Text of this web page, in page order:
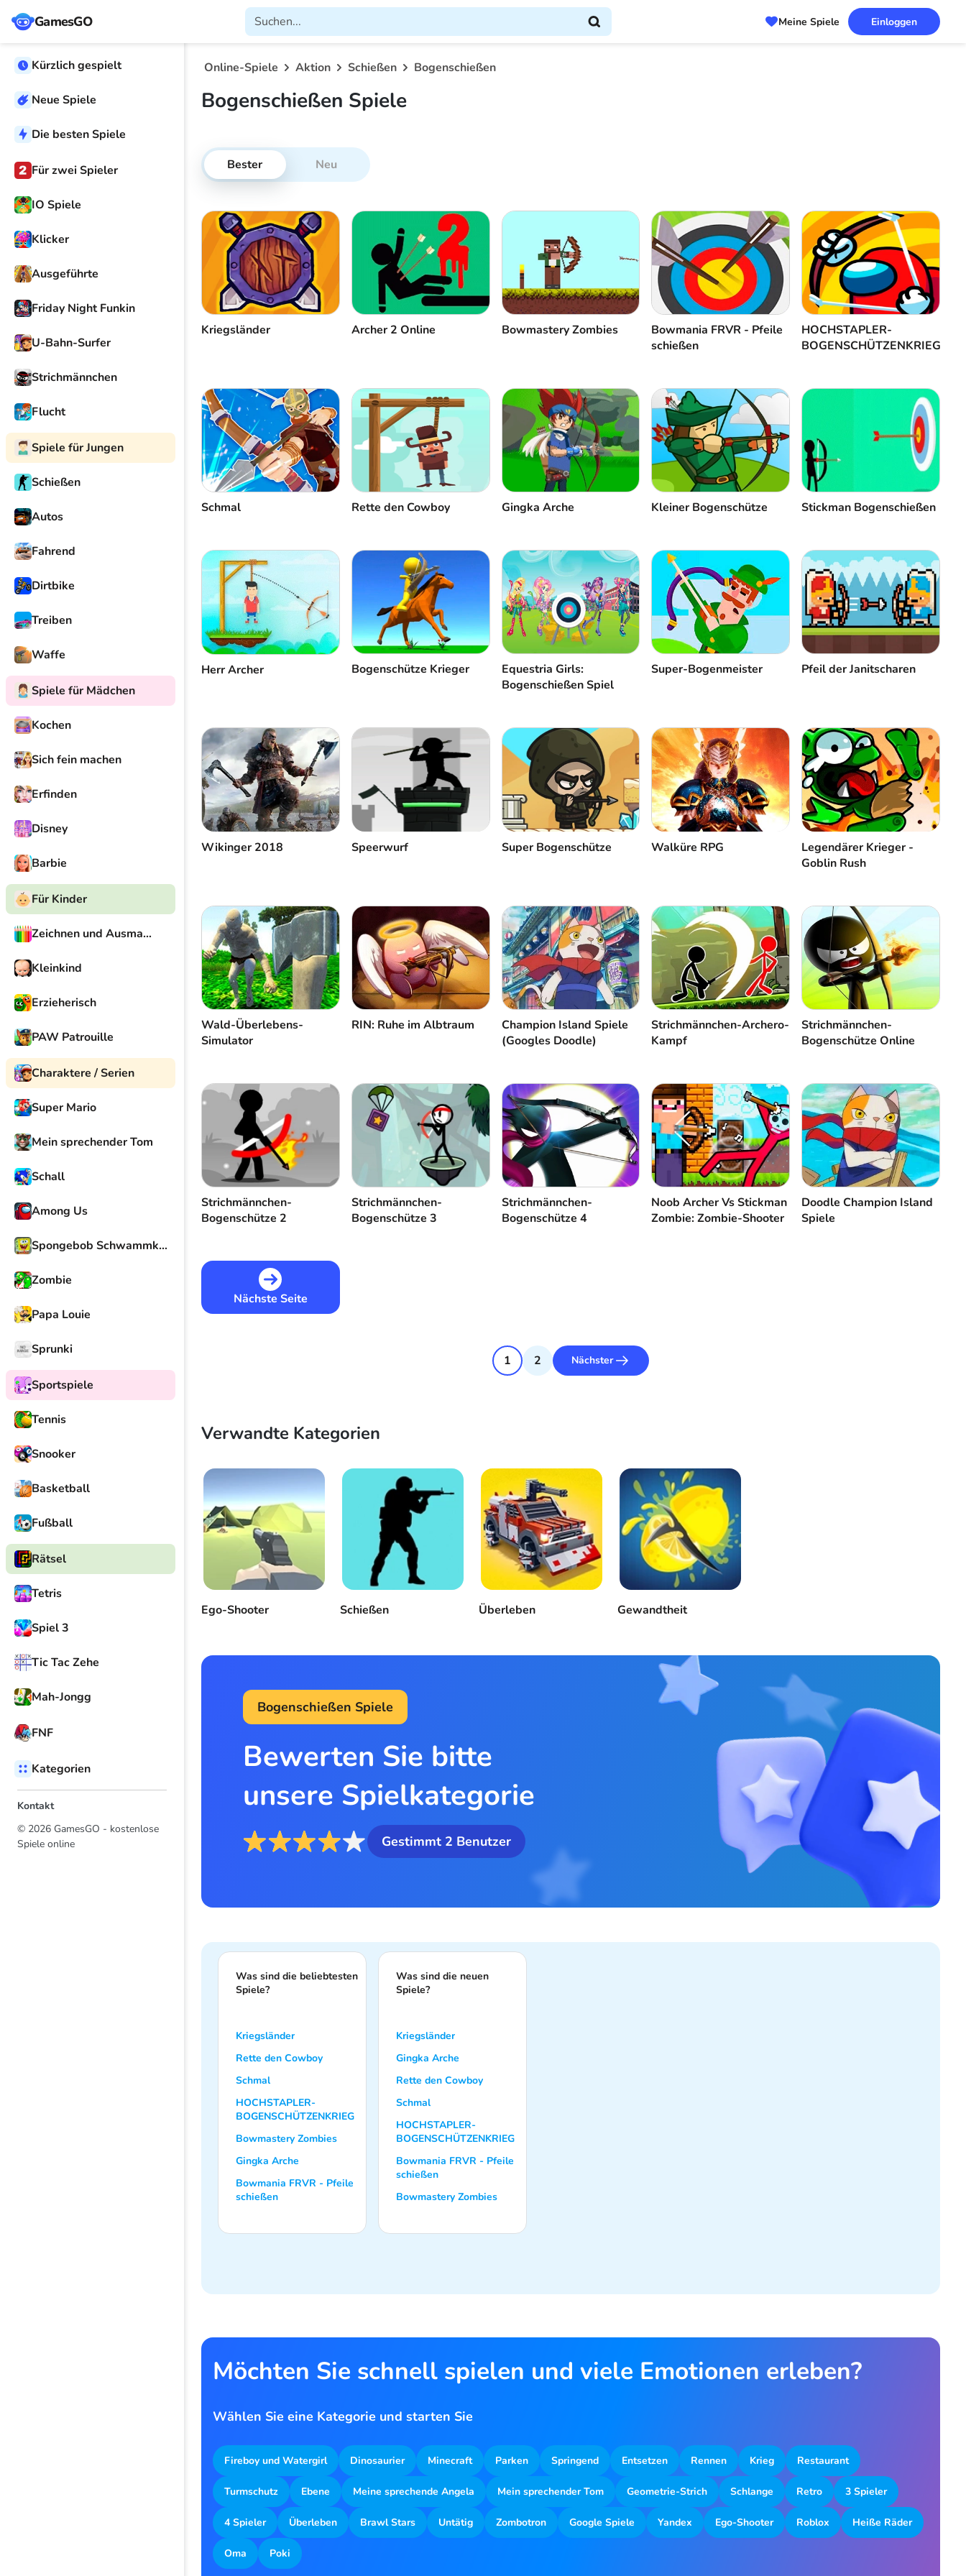
GamesGO Meine Spiele Einloggen
Kürzlich gespielt
Neue Spiele
Die besten Spiele
Für zwei Spieler
IO Spiele
Klicker
Ausgeführte
Friday Night Funkin
U-Bahn-Surfer
Strichmännchen
Flucht
Spiele für Jungen
Schießen
Autos
Fahrend
Dirtbike
Treiben
Waffe
Spiele für Mädchen
Kochen
Sich fein machen
Erfinden
Disney
Barbie
Für Kinder
Zeichnen und Ausmalen
Kleinkind
Erzieherisch
PAW Patrouille
Charaktere / Serien
Super Mario
Mein sprechender Tom
Schall
Among Us
Spongebob Schwammkopf
Zombie
Papa Louie
Sprunki
Sportspiele
Tennis
Snooker
Basketball
Fußball
Rätsel
Tetris
Spiel 3
Tic Tac Zehe
Mah-Jongg
FNF
Kategorien
Kontakt
© 2026 GamesGO - kostenlose
Spiele online
Online-Spiele Aktion Schießen Bogenschießen
Bogenschießen Spiele
Bester Neu
Kriegsländer Аrcher 2 Оnline Bowmastery Zombies
Bowmania FRVR - Pfeile
schießen
HOCHSTAPLER-
BOGENSCHÜTZENKRIEG
Schmal Rette den Cowboy Gingka Arche Kleiner Bogenschütze Stickman Bogenschießen
Herr Archer Bogenschütze Krieger
Equestria Girls:
Bogenschießen Spiel
Super-Bogenmeister Pfeil der Janitscharen
Wikinger 2018 Speerwurf Super Bogenschütze Walküre RPG
Legendärer Krieger -
Goblin Rush
Wald-Überlebens-
Simulator
RIN: Ruhe im Albtraum
Champion Island Spiele
(Googles Doodle)
Strichmännchen-Archero-
Kampf
Strichmännchen-
Bogenschütze Online
Strichmännchen-
Bogenschütze 2
Strichmännchen-
Bogenschütze 3
Strichmännchen-
Bogenschütze 4
Noob Archer Vs Stickman
Zombie: Zombie-Shooter
Doodle Champion Island
Spiele
Nächste Seite
1 2 Nächster
Verwandte Kategorien
Ego-Shooter Schießen Überleben Gewandtheit
Bogenschießen Spiele
Bewerten Sie bitte
unsere Spielkategorie
Gestimmt 2 Benutzer
Was sind die beliebtesten
Spiele?
Kriegsländer
Rette den Cowboy
Schmal
HOCHSTAPLER-
BOGENSCHÜTZENKRIEG
Bowmastery Zombies
Gingka Arche
Bowmania FRVR - Pfeile
schießen
Was sind die neuen
Spiele?
Kriegsländer
Gingka Arche
Rette den Cowboy
Schmal
HOCHSTAPLER-
BOGENSCHÜTZENKRIEG
Bowmania FRVR - Pfeile
schießen
Bowmastery Zombies
Möchten Sie schnell spielen und viele Emotionen erleben?
Wählen Sie eine Kategorie und starten Sie
Fireboy und Watergirl Dinosaurier Minecraft Parken Springend Entsetzen Rennen Krieg Restaurant
Turmschutz Ebene Meine sprechende Angela Mein sprechender Tom Geometrie-Strich Schlange Retro 3 Spieler
4 Spieler Überleben Brawl Stars Untätig Zombotron Google Spiele Yandex Ego-Shooter Roblox Heiße Räder
Oma Poki